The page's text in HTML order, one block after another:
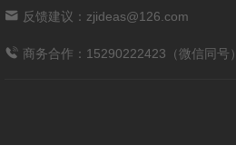
反馈建议：zjideas@126.com
商务合作：15290222423（微信同号）